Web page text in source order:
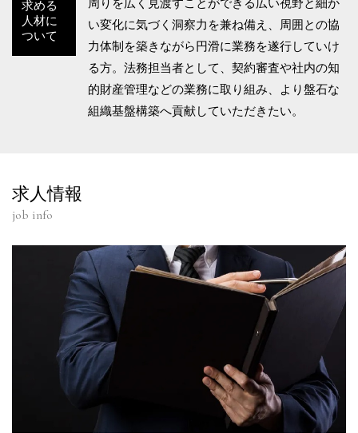
求める
人材に
ついて
周りを広く見渡すことができる広い視野と細か
い変化に気づく洞察力を兼ね備え、周囲との協
力体制を築きながら円滑に業務を遂行していけ
る方。法務担当者として、契約審査や社内の知
的財産管理などの業務に取り組み、より盤石な
組織基盤構築へ貢献していただきたい。
求人情報
job info